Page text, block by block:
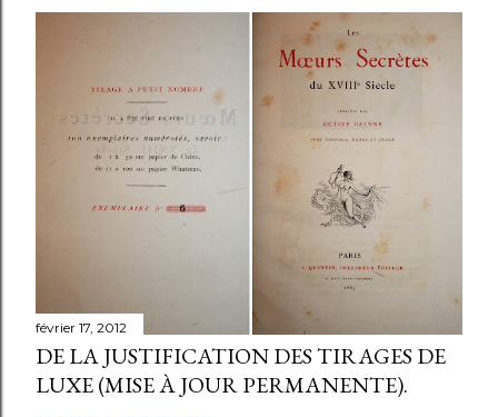
février 17, 2012
DE LA JUSTIFICATION DES TIRAGES DE
LUXE (MISE À JOUR PERMANENTE).